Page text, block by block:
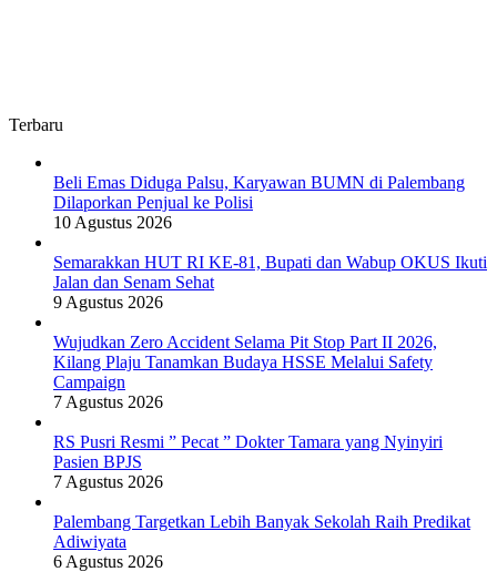
Terbaru
Beli Emas Diduga Palsu, Karyawan BUMN di Palembang
Dilaporkan Penjual ke Polisi
10 Agustus 2026
Semarakkan HUT RI KE-81, Bupati dan Wabup OKUS Ikuti
Jalan dan Senam Sehat
9 Agustus 2026
Wujudkan Zero Accident Selama Pit Stop Part II 2026,
Kilang Plaju Tanamkan Budaya HSSE Melalui Safety
Campaign
7 Agustus 2026
RS Pusri Resmi ” Pecat ” Dokter Tamara yang Nyinyiri
Pasien BPJS
7 Agustus 2026
Palembang Targetkan Lebih Banyak Sekolah Raih Predikat
Adiwiyata
6 Agustus 2026